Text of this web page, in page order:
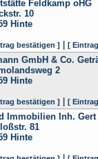
Feldkamp oHG
10
Hinte
bestätigen ] [
GmbH & Co.
2
Hinte
bestätigen ] [
Immobilien Inh.
81
Hinte